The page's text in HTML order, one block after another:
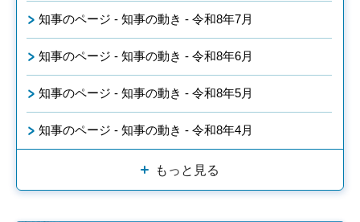
知事のページ - 知事の動き - 令和8年7月
知事のページ - 知事の動き - 令和8年6月
知事のページ - 知事の動き - 令和8年5月
知事のページ - 知事の動き - 令和8年4月
もっと見る